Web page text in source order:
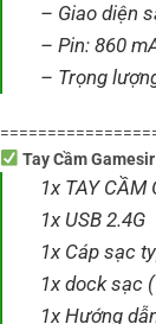
– Giao diện
– Pin: 860
– Trọng
Tay Cầm
1x TAY
1x USB 2.4G
1x Cáp sạc
1x dock sạc
1x Hướng